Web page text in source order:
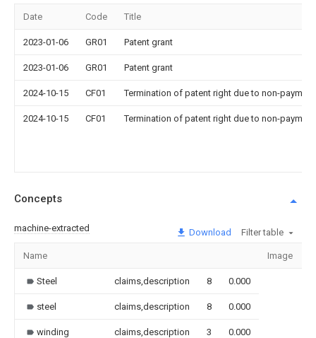
Date Code Title
2023-01-06 GR01 Patent grant
2023-01-06 GR01 Patent grant
2024-10-15 CF01 Termination of patent right due to non-
2024-10-15 CF01 Termination of patent right due to non-
Concepts
machine-extracted Download Filter table
Name Image
Steel claims,description 8 0.000
steel claims,description 8 0.000
winding claims,description 3 0.000